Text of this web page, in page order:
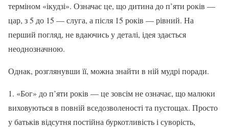
терміном «ікудзі». Означає це, що дитина до п’яти років —
цар, з 5 до 15 — слуга, а після 15 років — рівний. На
перший погляд, не вдаючись у деталі, ідея здається
неоднозначною.
Однак, розглянувши її, можна знайти в ній мудрі поради.
1. «Бог» до п’яти років — це зовсім не означає, що малюки
виховуються в повній вседозволеності та пустощах. Просто
у батьків відсутня постійна буркотливість і суворість,